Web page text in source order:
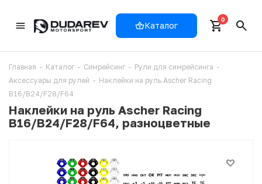
Каталог
0
Главная - Каталог - Симрейсинг - Рули для симрейсинга -
Аксессуары для рулей - Наклейки на руль Ascher Racing
B16/B24/F28/F64
Наклейки на руль Ascher Racing
B16/B24/F28/F64, разноцветные